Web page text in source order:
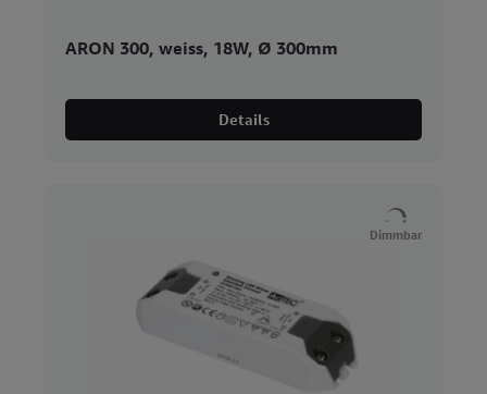
ARON 300, weiss, 18W, Ø 300mm
Details
Dimmbar